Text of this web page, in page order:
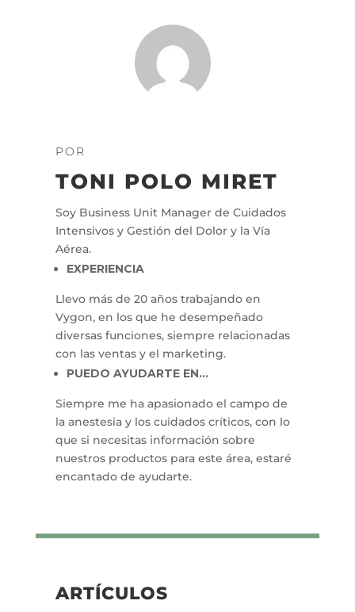
POR
TONI POLO MIRET
Soy Business Unit Manager de Cuidados
Intensivos y Gestión del Dolor y la Vía
Aérea.
EXPERIENCIA
Llevo más de 20 años trabajando en
Vygon, en los que he desempeñado
diversas funciones, siempre relacionadas
con las ventas y el marketing.
PUEDO AYUDARTE EN...
Siempre me ha apasionado el campo de
la anestesia y los cuidados críticos, con lo
que si necesitas información sobre
nuestros productos para este área, estaré
encantado de ayudarte.
ARTÍCULOS